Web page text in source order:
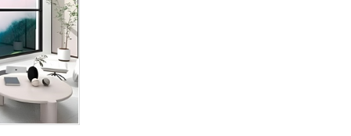
ja ikkunoiden
ja niin
nopeasti
parantaa